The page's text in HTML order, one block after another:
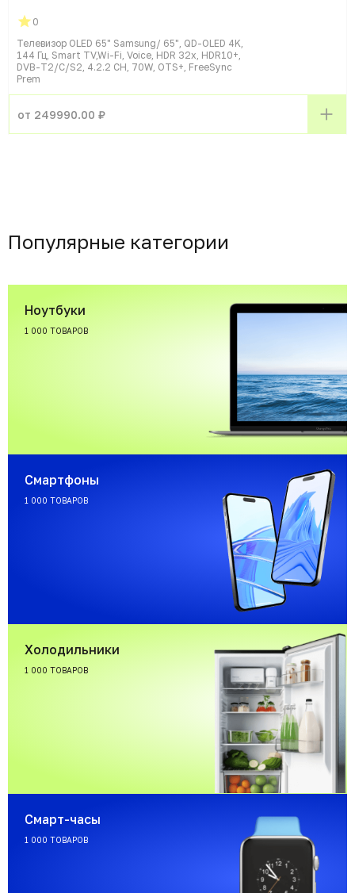
0
Телевизор OLED 65" Samsung/ 65", QD-OLED 4K,
144 Гц, Smart TV,Wi-Fi, Voice, HDR 32х, HDR10+,
DVB-T2/C/S2, 4.2.2 CH, 70W, OTS+, FreeSync
Prem
от 249990.00 ₽
Популярные категории
Ноутбуки
1 000 ТОВАРОВ
Смартфоны
1 000 ТОВАРОВ
Холодильники
1 000 ТОВАРОВ
Смарт-часы
1 000 ТОВАРОВ